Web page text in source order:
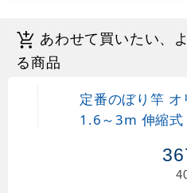
あわせて買いたい、
る商品
定番のぼり竿
1.6～3m 伸縮